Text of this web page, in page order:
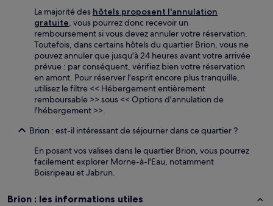
La majorité des hôtels proposent l'annulation
gratuite, vous pourrez donc recevoir un
remboursement si vous devez annuler votre réservation.
Toutefois, dans certains hôtels du quartier Brion, vous ne
pouvez annuler que jusqu'à 24 heures avant votre arrivée
prévue : par conséquent, vérifiez bien votre réservation
en amont. Pour réserver l'esprit encore plus tranquille,
utilisez le filtre << Hébergement entièrement
remboursable >> sous << Options d'annulation de
l'hébergement >>.
Brion : est-il intéressant de séjourner dans ce quartier ?
En posant vos valises dans le quartier Brion, vous pourrez
facilement explorer Morne-à-l'Eau, notamment
Boisripeau et Jabrun.
Brion : les informations utiles